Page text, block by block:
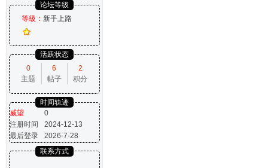
论坛等级
等級： 新手上路
活跃状态
0
主题
6
帖子
2
积分
时间轨迹
威望
0
注册时间
2024-12-13
最后登录
2026-7-28
联系方式